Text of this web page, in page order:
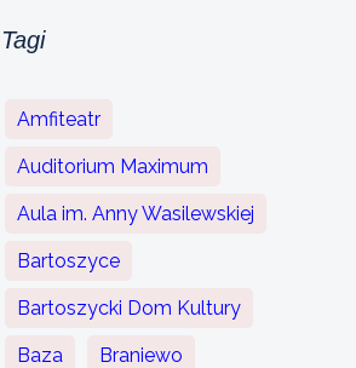
Tagi
Amfiteatr
Auditorium Maximum
Aula im. Anny Wasilewskiej
Bartoszyce
Bartoszycki Dom Kultury
Baza Braniewo